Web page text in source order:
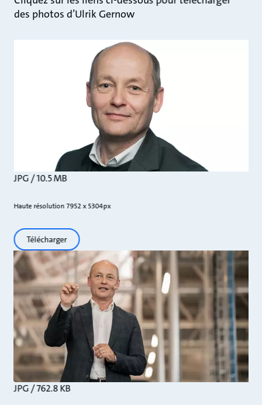
des photos d’Ulrik Gernow
JPG / 10.5 MB
Haute résolution 7952 x 5304px
Télécharger
JPG / 762.8 KB